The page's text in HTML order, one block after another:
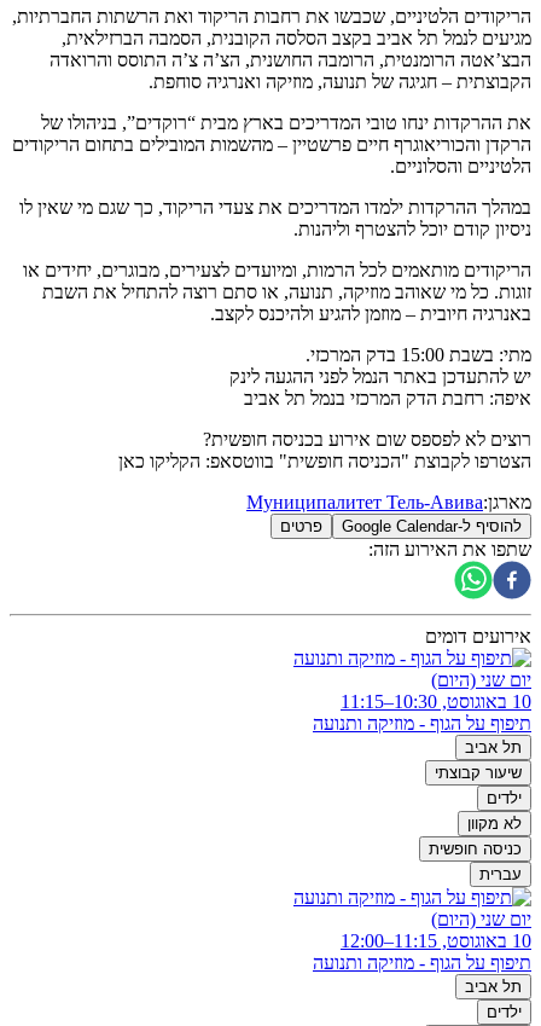
הריקודים הלטיניים, שכבשו את רחבות הריקוד ואת הרשתות החברתיות,
מגיעים לנמל תל אביב בקצב הסלסה הקובנית, הסמבה הברזילאית,
הבצ’אטה הרומנטית, הרומבה החושנית, הצ’ה צ’ה התוסס והרואדה
הקבוצתית – חגיגה של תנועה, מוזיקה ואנרגיה סוחפת.
את ההרקדות ינחו טובי המדריכים בארץ מבית “רוקדים”, בניהולו של
הרקדן והכוריאוגרף חיים פרשטיין – מהשמות המובילים בתחום הריקודים
הלטיניים והסלוניים.
במהלך ההרקדות ילמדו המדריכים את צעדי הריקוד, כך שגם מי שאין לו
ניסיון קודם יוכל להצטרף וליהנות.
הריקודים מותאמים לכל הרמות, ומיועדים לצעירים, מבוגרים, יחידים או
זוגות. כל מי שאוהב מוזיקה, תנועה, או סתם רוצה להתחיל את השבת
באנרגיה חיובית – מוזמן להגיע ולהיכנס לקצב.
מתי: בשבת 15:00 בדק המרכזי.
יש להתעדכן באתר הנמל לפני ההגעה לינק
איפה: רחבת הדק המרכזי בנמל תל אביב
רוצים לא לפספס שום אירוע בכניסה חופשית?
הצטרפו לקבוצת "הכניסה חופשית" בווטסאפ: הקליקו כאן​
מארגן:
Муниципалитет Тель-Авива
להוסיף ל-Google Calendar פרטים
שתפו את האירוע הזה:
אירועים דומים
יום שני (היום)
10 באוגוסט, 10:30–11:15
תיפוף על הגוף - מוזיקה ותנועה
תל אביב
שיעור קבוצתי
ילדים
לא מקוון
כניסה חופשית
עברית
יום שני (היום)
10 באוגוסט, 11:15–12:00
תיפוף על הגוף - מוזיקה ותנועה
תל אביב
ילדים